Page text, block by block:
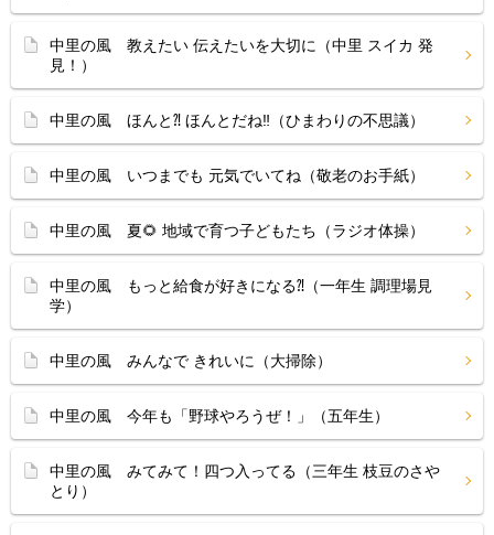
中里の風 教えたい 伝えたいを大切に（中里 スイカ 発
見！）
中里の風 ほんと⁈ ほんとだね‼（ひまわりの不思議）
中里の風 いつまでも 元気でいてね（敬老のお手紙）
中里の風 夏🌻 地域で育つ子どもたち（ラジオ体操）
中里の風 もっと給食が好きになる⁈（一年生 調理場見
学）
中里の風 みんなで きれいに（大掃除）
中里の風 今年も「野球やろうぜ！」（五年生）
中里の風 みてみて！四つ入ってる（三年生 枝豆のさや
とり）